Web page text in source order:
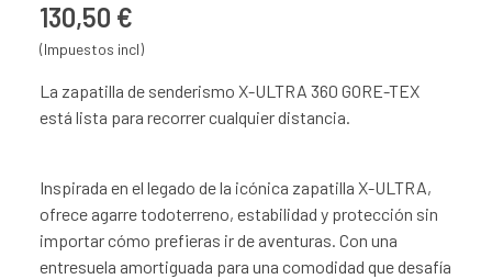
130,50 €
(Impuestos incl)
La zapatilla de senderismo X-ULTRA 360 GORE-TEX
está lista para recorrer cualquier distancia.
Inspirada en el legado de la icónica zapatilla X-ULTRA,
ofrece agarre todoterreno, estabilidad y protección sin
importar cómo prefieras ir de aventuras. Con una
entresuela amortiguada para una comodidad que desafía